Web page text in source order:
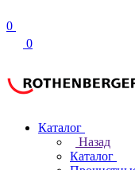
0
0
Каталог
Назад
Каталог